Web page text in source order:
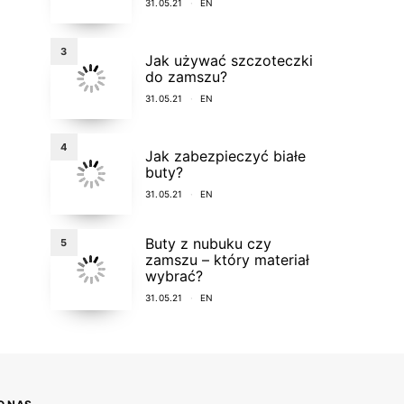
31.05.21 EN
3
Jak używać szczoteczki
do zamszu?
31.05.21 EN
4
Jak zabezpieczyć białe
buty?
31.05.21 EN
5
Buty z nubuku czy
zamszu – który materiał
wybrać?
31.05.21 EN